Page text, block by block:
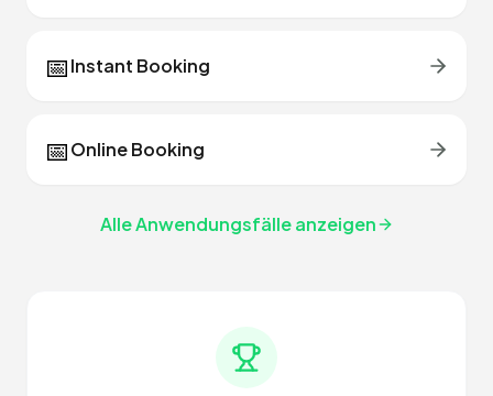
📅Instant Booking
📅Online Booking
Alle Anwendungsfälle anzeigen